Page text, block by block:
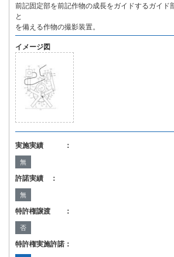
前記固定部を前記作物の成長をガイドするガイド
と
を備える作物の撮影装置。
イメージ図
実施実績 ：
無
許諾実績 ：
無
特許権譲渡 ：
否
特許権実施許諾：